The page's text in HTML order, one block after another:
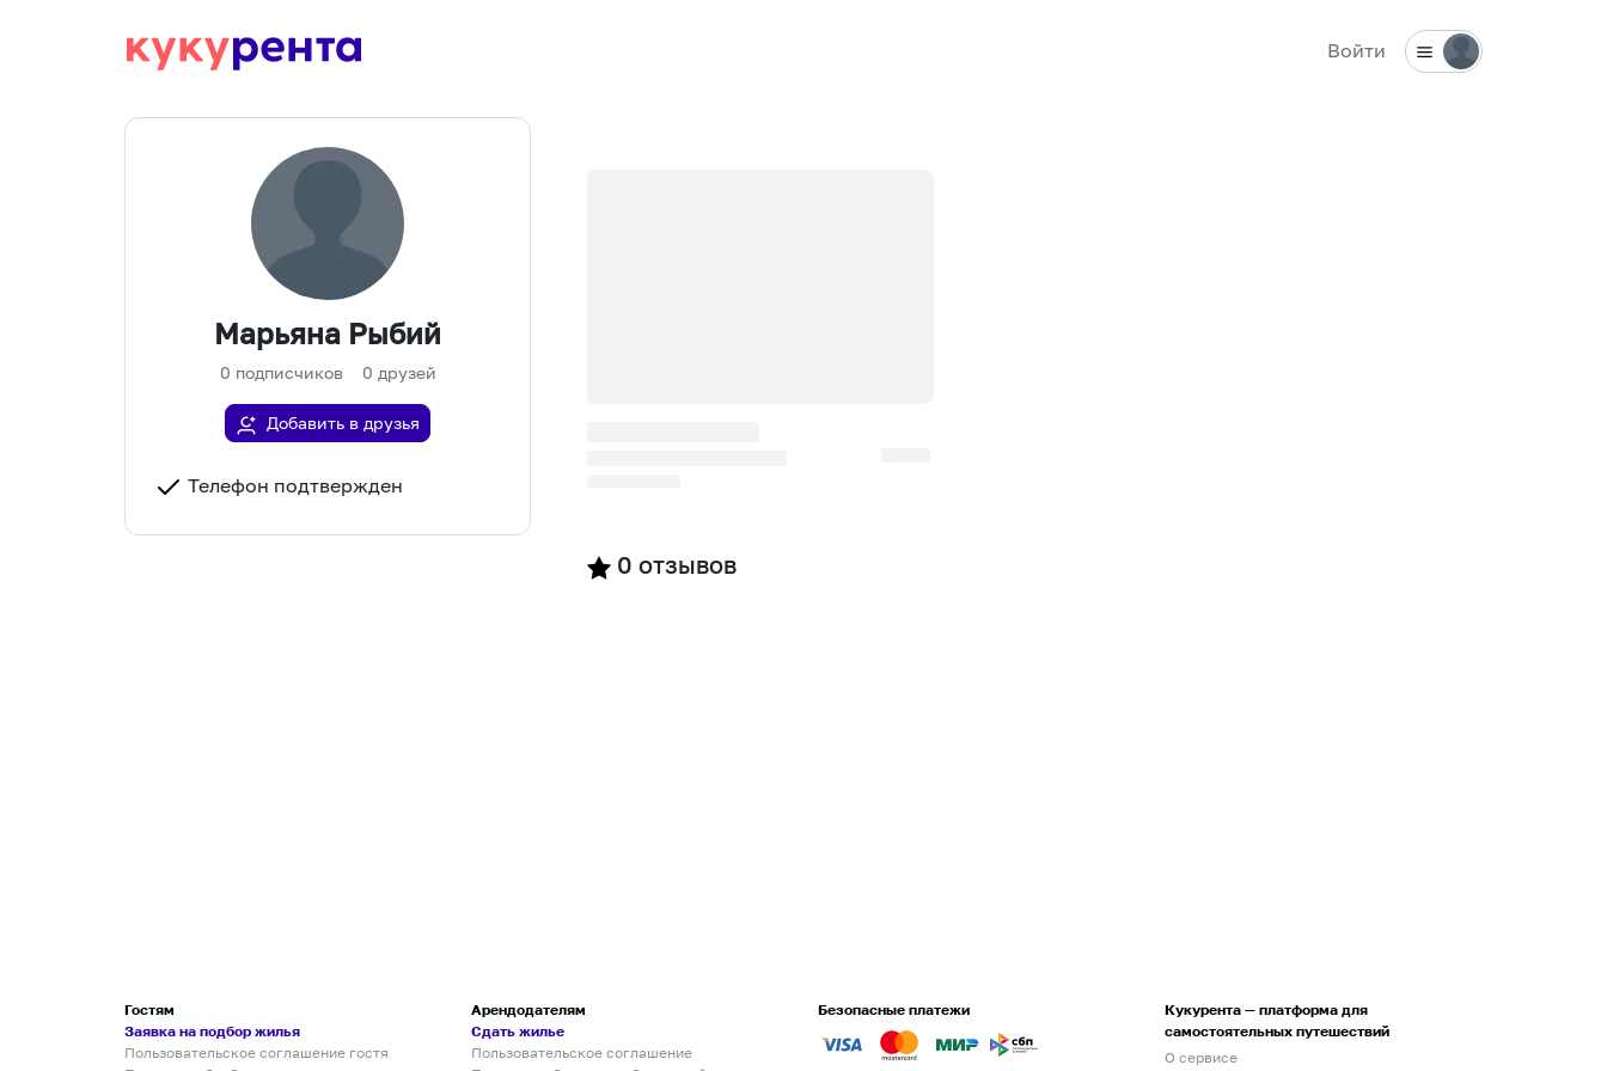
Войти
Марьяна Рыбий
0 подписчиков 0 друзей
Добавить в друзья
Телефон подтвержден
0 отзывов
Гостям
Заявка на подбор жилья
Пользовательское соглашение гостя
Арендодателям
Сдать жилье
Пользовательское соглашение
Безопасные платежи
Кукурента — платформа для
самостоятельных путешествий
О сервисе